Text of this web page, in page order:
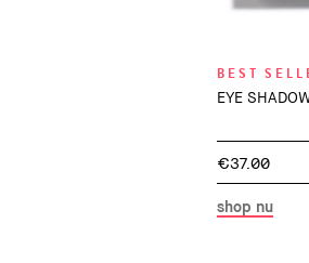
BEST
EYE
€37.00
shop nu